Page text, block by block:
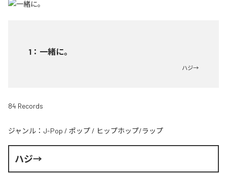
1 ： 一緒に。
ハジ→
84 Records
ジャンル： J-Pop / ポップ / ヒップホップ/ラップ
ハジ→